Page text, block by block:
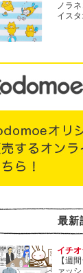
ノラ
イス
最新
イチオ
【週